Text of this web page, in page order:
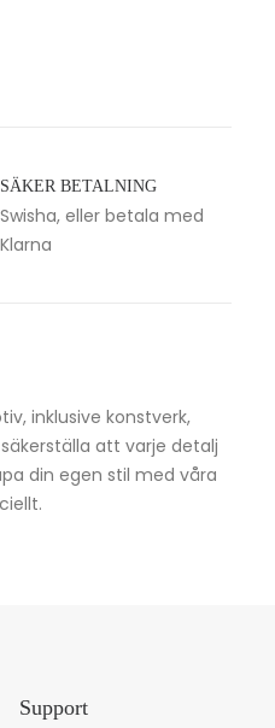
SÄKER BETALNING
Swisha, eller betala med
Klarna
inklusive konstverk,
att varje detalj
din egen stil med våra
Support